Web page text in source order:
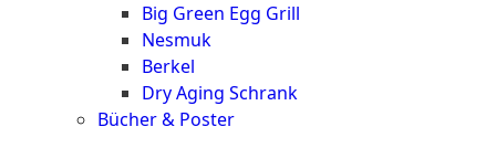
Big Green Egg Grill
Nesmuk
Berkel
Dry Aging Schrank
Bücher & Poster